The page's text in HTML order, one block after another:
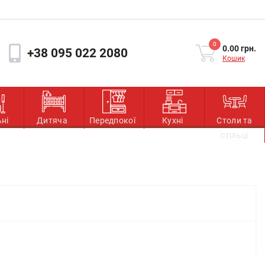
+38 095 022 2080
0 0.00 грн.
Кошик
Дитяча Передпокої Кухні
Столи та
стільці